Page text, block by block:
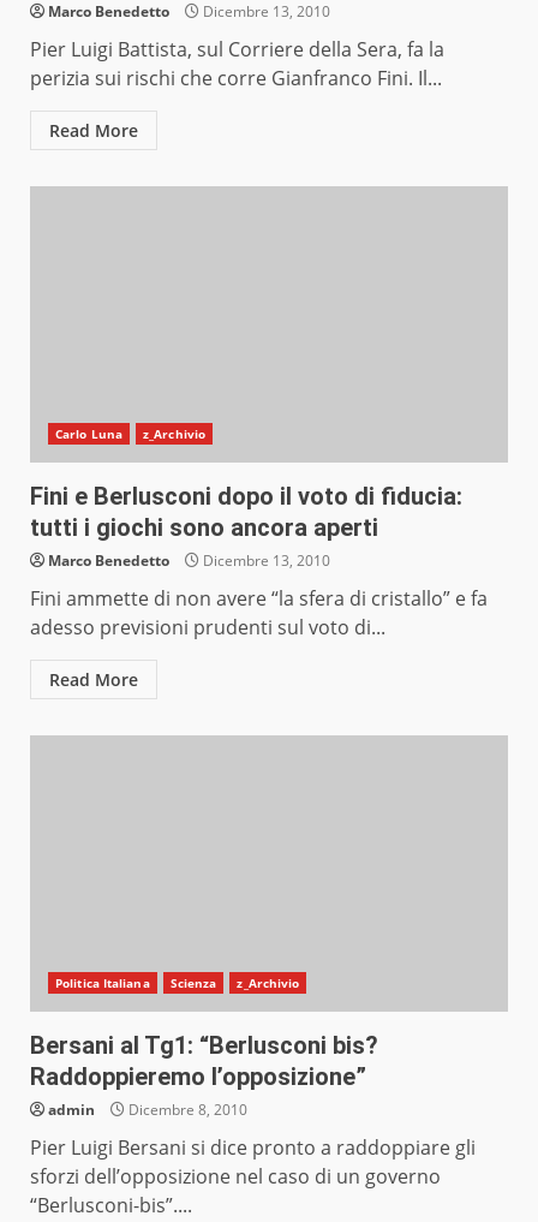
Marco Benedetto Dicembre 13, 2010
Pier Luigi Battista, sul Corriere della Sera, fa la
perizia sui rischi che corre Gianfranco Fini. Il...
Read More
Carlo Luna z_Archivio
Fini e Berlusconi dopo il voto di fiducia:
tutti i giochi sono ancora aperti
Marco Benedetto Dicembre 13, 2010
Fini ammette di non avere “la sfera di cristallo” e fa
adesso previsioni prudenti sul voto di...
Read More
Politica Italiana Scienza z_Archivio
Bersani al Tg1: “Berlusconi bis?
Raddoppieremo l’opposizione”
admin Dicembre 8, 2010
Pier Luigi Bersani si dice pronto a raddoppiare gli
sforzi dell’opposizione nel caso di un governo
“Berlusconi-bis”....